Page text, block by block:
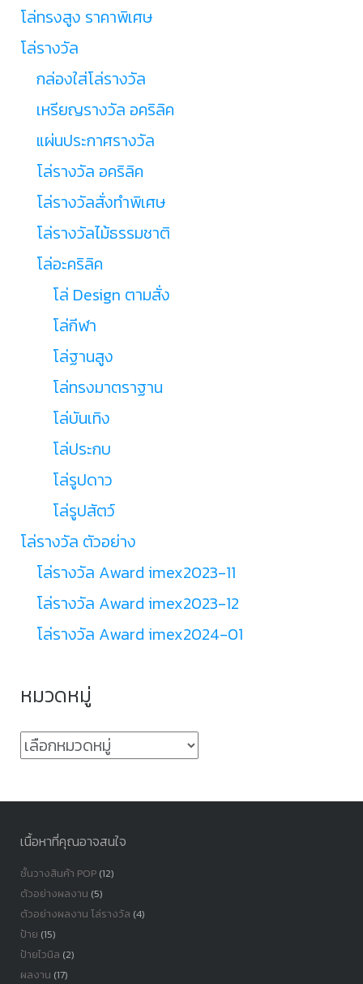
โล่ทรงสูง ราคาพิเศษ
โล่รางวัล
กล่องใส่โล่รางวัล
เหรียญรางวัล อคริลิค
แผ่นประกาศรางวัล
โล่รางวัล อคริลิค
โล่รางวัลสั่งทำพิเศษ
โล่รางวัลไม้ธรรมชาติ
โล่อะคริลิค
โล่ Design ตามสั่ง
โล่กีฬา
โล่ฐานสูง
โล่ทรงมาตราฐาน
โล่บันเทิง
โล่ประกบ
โล่รูปดาว
โล่รูปสัตว์
โล่รางวัล ตัวอย่าง
โล่รางวัล Award imex2023-11
โล่รางวัล Award imex2023-12
โล่รางวัล Award imex2024-01
หมวดหมู่
หมวด
เนื้อหาที่คุณอาจสนใจ
ชั้นวางสินค้า POP(12)
ตัวอย่างผลงาน (5)
ตัวอย่างผลงาน โล่รางวัล (4)
ป้าย (15)
ป้ายไวนิล (2)
ผลงาน (17)